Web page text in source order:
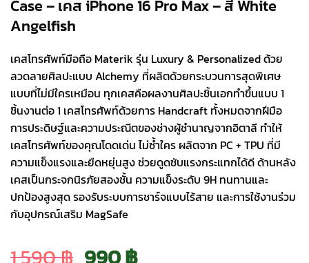
Case – เคส iPhone 16 Pro Max – สี White
Angelfish
เคสโทรศัพท์มือถือ Materik รุ่น Luxury & Personalized ด้วย
ลวดลายศิลปะแบบ Alchemy ที่ผลิตด้วยกระบวนการสุดพิเศษ
แบบที่ไม่มีใครเหมือน ทุกเคสคือผลงานศิลปะชิ้นเอกทำขึ้นแบบ 1
ชิ้นงานต่อ 1 เคสโทรศัพท์ด้วยการ Handcraft ทั้งหมดจากฝีมือ
การประดิษฐ์และความประณีตของช่างผู้ชำนาญจากอิตาลี ทำให้
เคสโทรศัพท์ของคุณโดดเด่น ไม่ซ้ำใคร ผลิตจาก PC + TPU ที่มี
ความแข็งแรงและยืดหยุ่นสูง ช่วยดูดซับแรงกระแทกได้ดี ด้านหลัง
เคสเป็นกระจกนิรภัยสองชั้น ความแข็งระดับ 9H ทนทานและ
ปกป้องสูงสุด รองรับระบบการชาร์จแบบไร้สาย และการใช้งานร่วม
กับอุปกรณ์เสริม MagSafe
OriginalCurrent